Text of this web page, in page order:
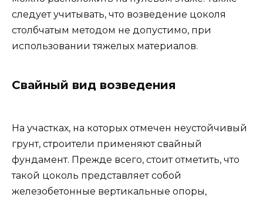
следует учитывать, что возведение цоколя
столбчатым методом не допустимо, при
использовании тяжелых материалов.
Свайный вид возведения
На участках, на которых отмечен неустойчивый
грунт, строители применяют свайный
фундамент. Прежде всего, стоит отметить, что
такой цоколь представляет собой
железобетонные вертикальные опоры,